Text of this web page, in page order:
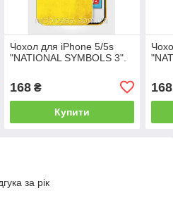
Чохол для iPhone 5/5s
"NATIONAL SYMBOLS 3".
168₴
Купити
168
за рік